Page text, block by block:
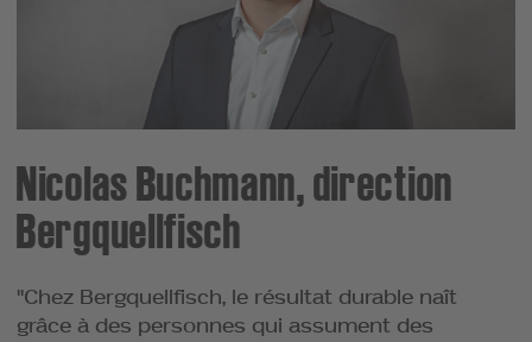
Nicolas Buchmann, direction
Bergquellfisch
"Chez Bergquellfisch, le résultat durable naît
grâce à des personnes qui assument des